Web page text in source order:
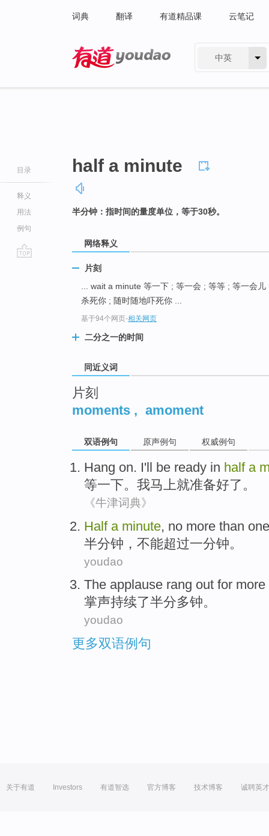
词典 翻译 有道精品课 云笔记
中英
目录
释义
用法
例句
half a minute
半分钟：指时间的量度单位，等于30秒。
网络释义
片刻
... wait a minute 等一下 ; 等一会 ; 等等 ; 等一会儿
杀死你 ; 随时随地吓死你 ...
基于94个网页-相关网页
二分之一的时间
同近义词
片刻
moments , amoment
双语例句 原声例句 权威例句
Hang on. I'll be ready in half a
等一下。 我马上就准备好了。
《牛津词典》
Half a minute, no more than one
半分钟 ， 不能超过一分钟。
youdao
The applause rang out for more
掌声持续了半分多钟。
youdao
更多双语例句
关于有道 Investors 有道智选 官方博客 技术博客 诚聘英才